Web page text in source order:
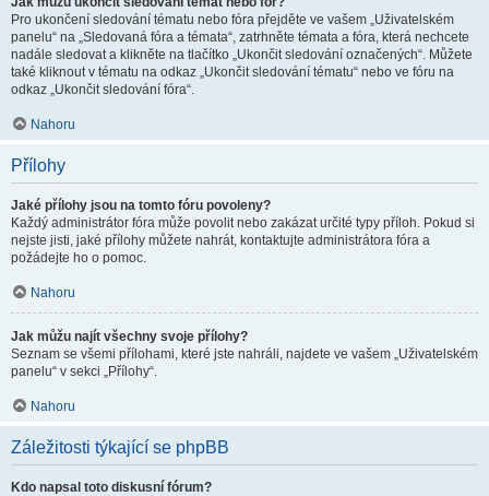
Pro ukončení sledování tématu nebo fóra přejděte ve vašem „Uživatelském
panelu“ na „Sledovaná fóra a témata“, zatrhněte témata a fóra, která nechcete
nadále sledovat a klikněte na tlačítko „Ukončit sledování označených“. Můžete
také kliknout v tématu na odkaz „Ukončit sledování tématu“ nebo ve fóru na
odkaz „Ukončit sledování fóra“.
Nahoru
Přílohy
Jaké přílohy jsou na tomto fóru povoleny?
Každý administrátor fóra může povolit nebo zakázat určité typy příloh. Pokud si
nejste jisti, jaké přílohy můžete nahrát, kontaktujte administrátora fóra a
požádejte ho o pomoc.
Nahoru
Jak můžu najít všechny svoje přílohy?
Seznam se všemi přílohami, které jste nahráli, najdete ve vašem „Uživatelském
panelu“ v sekci „Přílohy“.
Nahoru
Záležitosti týkající se phpBB
Kdo napsal toto diskusní fórum?